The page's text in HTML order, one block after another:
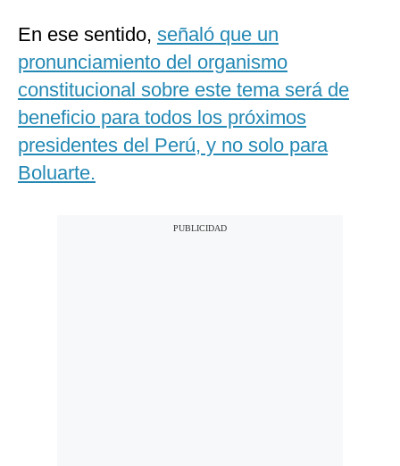
En ese sentido, señaló que un
pronunciamiento del organismo
constitucional sobre este tema será de
beneficio para todos los próximos
presidentes del Perú, y no solo para
Boluarte.